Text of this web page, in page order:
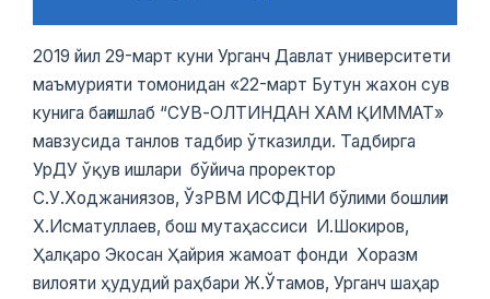
2019 йил 29-март куни Урганч Давлат университети
маъмурияти томонидан «22-март Бутун жахон сув
кунига бағишлаб “СУВ-ОЛТИНДАН ХАМ ҚИММАТ»
мавзусида танлов тадбир ўтказилди. Тадбирга
УрДУ ўқув ишлари бўйича проректор
С.У.Ходжаниязов, ЎзРВМ ИСФДНИ бўлими бошлиғи
Х.Исматуллаев, бош мутаҳассиси И.Шокиров,
Ҳалқаро Экосан Ҳайрия жамоат фонди Хоразм
вилояти ҳудудий раҳбари Ж.Ўтамов, Урганч шаҳар